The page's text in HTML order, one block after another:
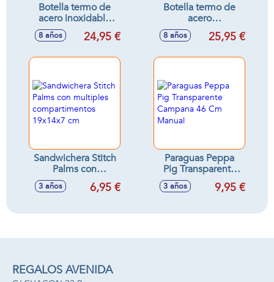
Botella termo de
acero inoxidable
Sonic 515 ml.
8 años 24,95 €
Botella termo de
acero
inoxidable.Dragon
Ball 515 ml
8 años 25,95 €
Sandwichera Stitch
Palms con
multiples
compartimentos
3 años 6,95 €
Paraguas Peppa
Pig Transparente
Campana 46 Cm
Manual
3 años 9,95 €
REGALOS AVENIDA